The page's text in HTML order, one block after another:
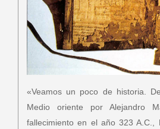
«Veamos un poco de historia.
Medio oriente por Alejandro
fallecimiento en el año 323 A.C.,